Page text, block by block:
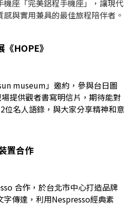
座「完美鋁程手機座」，讓現代
與實用兼具的最佳旅程陪伴者。
HOPE》
museum」邀約，參與台日圖
提供觀者書寫明信片，期待能對
位名人語錄，與大家分享精神和意
置合作
合作，於台北市中心打造品牌
傳達，利用Nespresso經典素